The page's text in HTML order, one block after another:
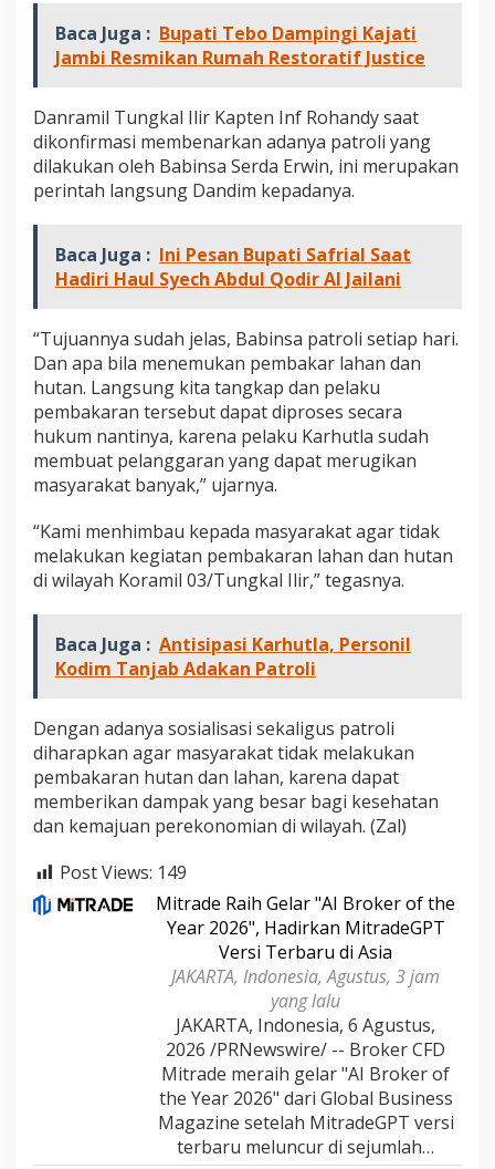
a
t
r
l
i
d
a
n
s
i
a
i
s
a
s
i
C
e
g
a
K
a
r
h
l
a
Baca Juga : Bupati Tebo Dampingi Kajati
Jambi Resmikan Rumah Restoratif Justice
Danramil Tungkal Ilir Kapten Inf Rohandy saat
dikonfirmasi membenarkan adanya patroli yang
dilakukan oleh Babinsa Serda Erwin, ini merupakan
perintah langsung Dandim kepadanya.
Baca Juga : Ini Pesan Bupati Safrial Saat
Hadiri Haul Syech Abdul Qodir Al Jailani
“Tujuannya sudah jelas, Babinsa patroli setiap hari.
Dan apa bila menemukan pembakar lahan dan
hutan. Langsung kita tangkap dan pelaku
pembakaran tersebut dapat diproses secara
hukum nantinya, karena pelaku Karhutla sudah
membuat pelanggaran yang dapat merugikan
masyarakat banyak,” ujarnya.
“Kami menhimbau kepada masyarakat agar tidak
melakukan kegiatan pembakaran lahan dan hutan
di wilayah Koramil 03/Tungkal Ilir,” tegasnya.
Baca Juga : Antisipasi Karhutla, Personil
Kodim Tanjab Adakan Patroli
Dengan adanya sosialisasi sekaligus patroli
diharapkan agar masyarakat tidak melakukan
pembakaran hutan dan lahan, karena dapat
memberikan dampak yang besar bagi kesehatan
dan kemajuan perekonomian di wilayah. (Zal)
Post Views: 149
Mitrade Raih Gelar "AI Broker of the
Year 2026", Hadirkan MitradeGPT
Versi Terbaru di Asia
JAKARTA, Indonesia, Agustus, 3 jam
yang lalu
JAKARTA, Indonesia, 6 Agustus,
2026 /PRNewswire/ -- Broker CFD
Mitrade meraih gelar "AI Broker of
the Year 2026" dari Global Business
Magazine setelah MitradeGPT versi
terbaru meluncur di sejumlah…